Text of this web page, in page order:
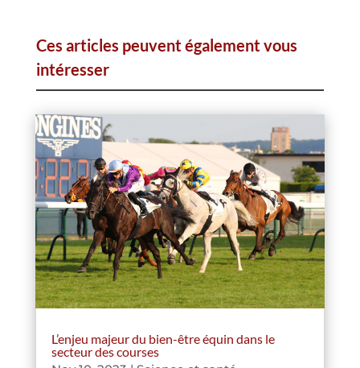
Ces articles peuvent également vous
intéresser
L’enjeu majeur du bien-être équin dans le
secteur des courses